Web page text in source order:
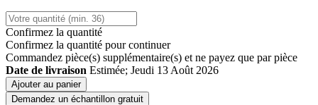
Confirmez la quantité
Confirmez la quantité pour continuer
Commandez pièce(s) supplémentaire(s) et ne payez que par pièce
Date de livraison Estimée; Jeudi 13 Août 2026
Ajouter au panier
Demandez un échantillon gratuit